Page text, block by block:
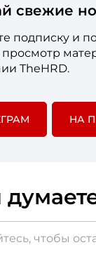
свежие
подписку и
просмотр
TheHRD.
НА